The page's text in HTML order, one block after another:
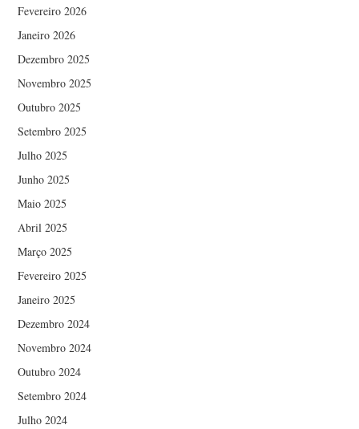
Fevereiro 2026
Janeiro 2026
Dezembro 2025
Novembro 2025
Outubro 2025
Setembro 2025
Julho 2025
Junho 2025
Maio 2025
Abril 2025
Março 2025
Fevereiro 2025
Janeiro 2025
Dezembro 2024
Novembro 2024
Outubro 2024
Setembro 2024
Julho 2024